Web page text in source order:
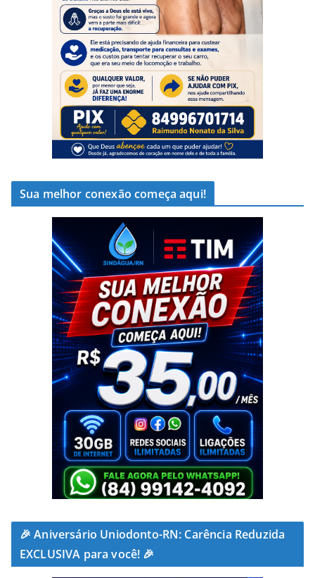
Sua melhor conexão começa aqui!
🎉 Aniversário Uniodonto-RN: Carência Reduzida
EXCLUSIVA para você! 🎉